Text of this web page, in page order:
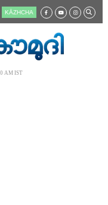
KĀZHCHA
AM IST